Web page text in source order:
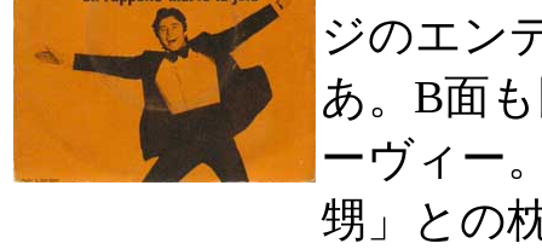
ジのエン
あ。B面
ーヴィー
甥」との